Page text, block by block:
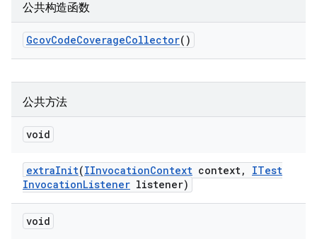
公共构造函数
GcovCodeCoverageCollector()
公共方法
void
extraInit(IInvocationContext context,
ITest
InvocationListener listener)
void